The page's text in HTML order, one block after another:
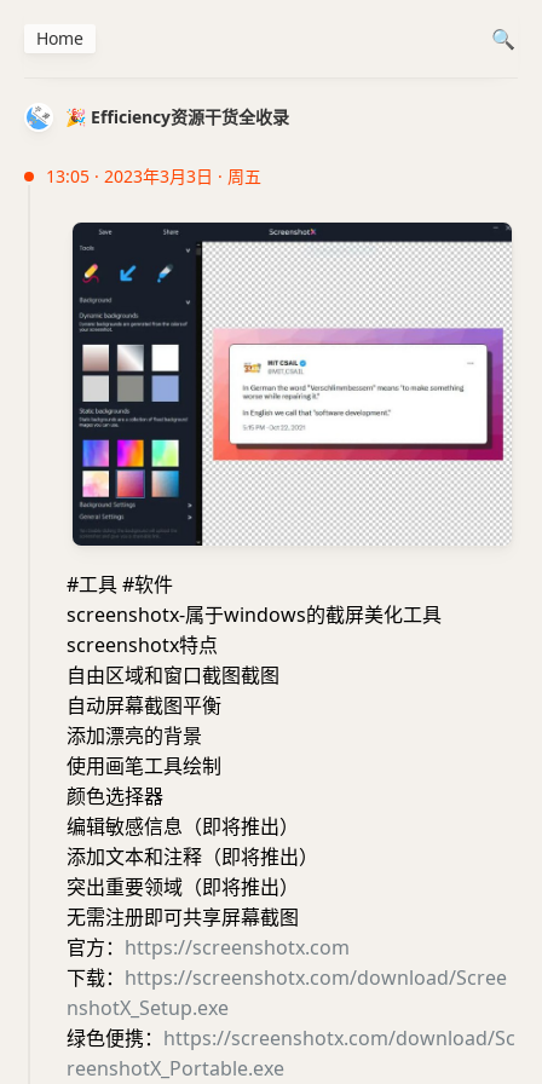
🎉 Efficiency资源干货全收录
13:05 · 2023年3月3日 · 周五
#工具 #软件
screenshotx-属于windows的截屏美化工具
screenshotx特点
自由区域和窗口截图截图
自动屏幕截图平衡
添加漂亮的背景
使用画笔工具绘制
颜色选择器
编辑敏感信息（即将推出）
添加文本和注释（即将推出）
突出重要领域（即将推出）
无需注册即可共享屏幕截图
官方： https://screenshotx.com
下载： https://screenshotx.com/download/Scree
nshotX_Setup.exe
绿色便携： https://screenshotx.com/download/Sc
reenshotX_Portable.exe
Home